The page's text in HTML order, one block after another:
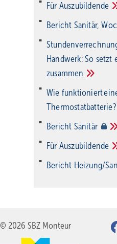
Für Auszubildende
Bericht Sanitär,
Handwerk: So setzt
zusammen
Wie funktioniert
Thermostatbatterie?
Bericht Sanitär
Für Auszubildende
Bericht Heizung/
© 2026 SBZ Monteur